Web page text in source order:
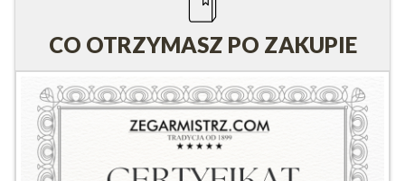
CO OTRZYMASZ PO ZAKUPIE